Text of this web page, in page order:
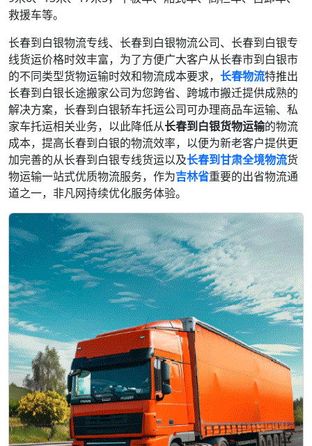
救援车等。
长春到白银物流专线、长春到白银物流公司、长春到白银专
线货运价格时效丰富，为了方便广大客户从长春市到白银市
的不同类型货物运输时效和物流成本要求， 长春物流特推出
长春到白银长途搬家公司为您跨省、跨城市搬迁提供成熟的
解决方案，长春到白银轿车托运公司可办理商品车运输、私
家车托运相关业务，以此降低从长春到白银货物运输的物流
成本，提高长春到白银的物流效率，以便为新老客户提供更
加完善的从长春到白银专线货运以及长春到甘肃全境物流货
物运输一站式优质物流服务，作为吉林省重要的出省物流通
道之一，非凡网持续优化服务体验。